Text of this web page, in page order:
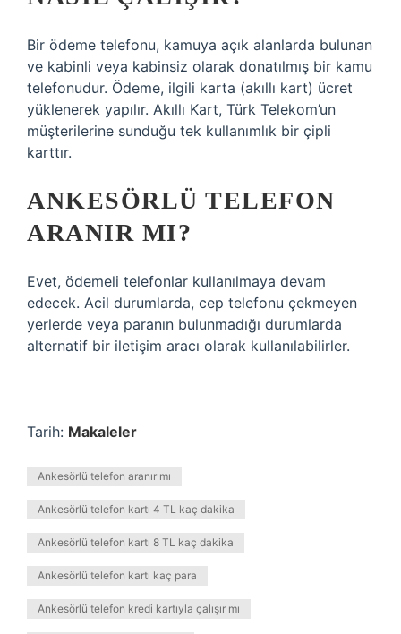
Bir ödeme telefonu, kamuya açık alanlarda bulunan
ve kabinli veya kabinsiz olarak donatılmış bir kamu
telefonudur. Ödeme, ilgili karta (akıllı kart) ücret
yüklenerek yapılır. Akıllı Kart, Türk Telekom’un
müşterilerine sunduğu tek kullanımlık bir çipli
karttır.
ANKESÖRLÜ TELEFON
ARANIR MI?
Evet, ödemeli telefonlar kullanılmaya devam
edecek. Acil durumlarda, cep telefonu çekmeyen
yerlerde veya paranın bulunmadığı durumlarda
alternatif bir iletişim aracı olarak kullanılabilirler.
Tarih: Makaleler
Ankesörlü telefon aranır mı
Ankesörlü telefon kartı 4 TL kaç dakika
Ankesörlü telefon kartı 8 TL kaç dakika
Ankesörlü telefon kartı kaç para
Ankesörlü telefon kredi kartıyla çalışır mı